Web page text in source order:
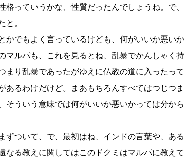
っていうかな、性質だったんでしょうね。で、
と。
でもよく言っているけども、何がいいか悪いか
マルパも、これを見るとね、乱暴でかんしゃく持
まり乱暴であったがゆえに仏教の道に入ったって
るわけだけど。まあもちろんすべてはつじつま
ういう意味では何がいいか悪いかっては分から
ついて、で、最初はね、インドの言葉や、ある
なる教えに関してはこのドクミはマルパに教えて